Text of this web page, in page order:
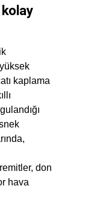
kolay
kaplama
don
hava